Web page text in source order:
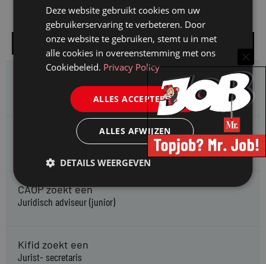
Alle vacatures
Jurist Arbeidsrecht
Gemeente Meppel zoekt een
Juridisch Adviseur
CAOP zoekt een
Juridisch adviseur (junior)
Kifid zoekt een
Jurist- secretaris
Deze website gebruikt cookies om uw
gebruikerservaring te verbeteren. Door
onze website te gebruiken, stemt u in met
alle cookies in overeenstemming met ons
Cookiebeleid. Privacy Policy
ALLES ACCEPTEREN
ALLES AFWIJZEN
DETAILS WEERGEVEN